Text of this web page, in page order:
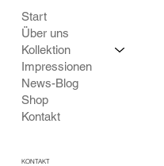
Start
Über uns
Kollektion
Impressionen
News-Blog
Shop
Kontakt
KONTAKT